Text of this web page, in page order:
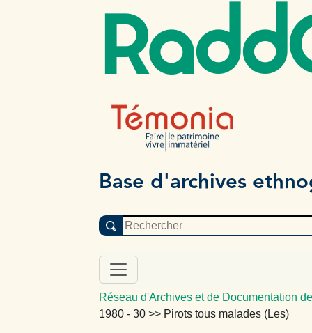
Base d'archives
Réseau d'Archives et de Documentation
1980 - 30 >> Pirots tous malades (Les)